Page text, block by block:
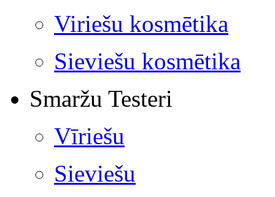
Viriešu kosmētika
Sieviešu kosmētika
Smaržu Testeri
Vīriešu
Sieviešu